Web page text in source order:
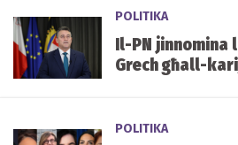
POLITIKA
Il-PN jinnomina
Grech għall-
POLITIKA